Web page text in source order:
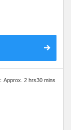
Approx. 2 hrs30 mins